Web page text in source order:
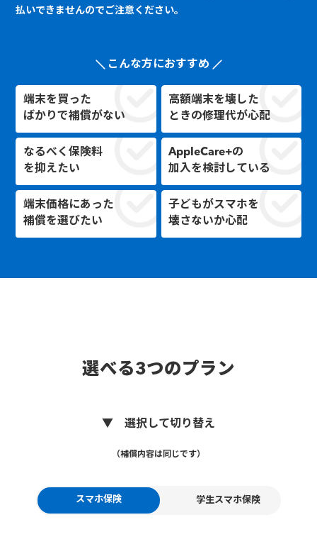
払いできませんのでご注意ください。
こんな方におすすめ
端末を買った
ばかりで補償がない
高額端末を壊した
ときの修理代が心配
なるべく保険料
を抑えたい
AppleCare+の
加入を検討している
端末価格にあった
補償を選びたい
子どもがスマホを
壊さないか心配
選べる3つのプラン
▼ 選択して切り替え
（補償内容は同じです）
スマホ保険 学生スマホ保険